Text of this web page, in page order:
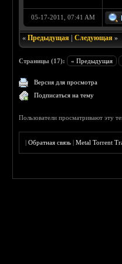
05-17-2011, 07:41 AM
«Предыдущая |Следующая »
Страницы (17): « Предыдущая
Версия для просмотра
Подписаться на тему
Пользователи просматривают эту
|Обратная связь |Metal Torrent